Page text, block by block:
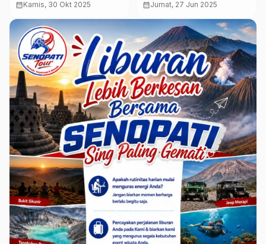
untuk Perumda Sari
Gunung Segera Dibahas
DPRD Ponorogo
calendar_monthKamis, 30 Okt 2025
Soal RPJMD 2025–2029,
Fokus Investasi dan
Pemberdayaan UMKM
calendar_monthJumat, 27 Jun 2025